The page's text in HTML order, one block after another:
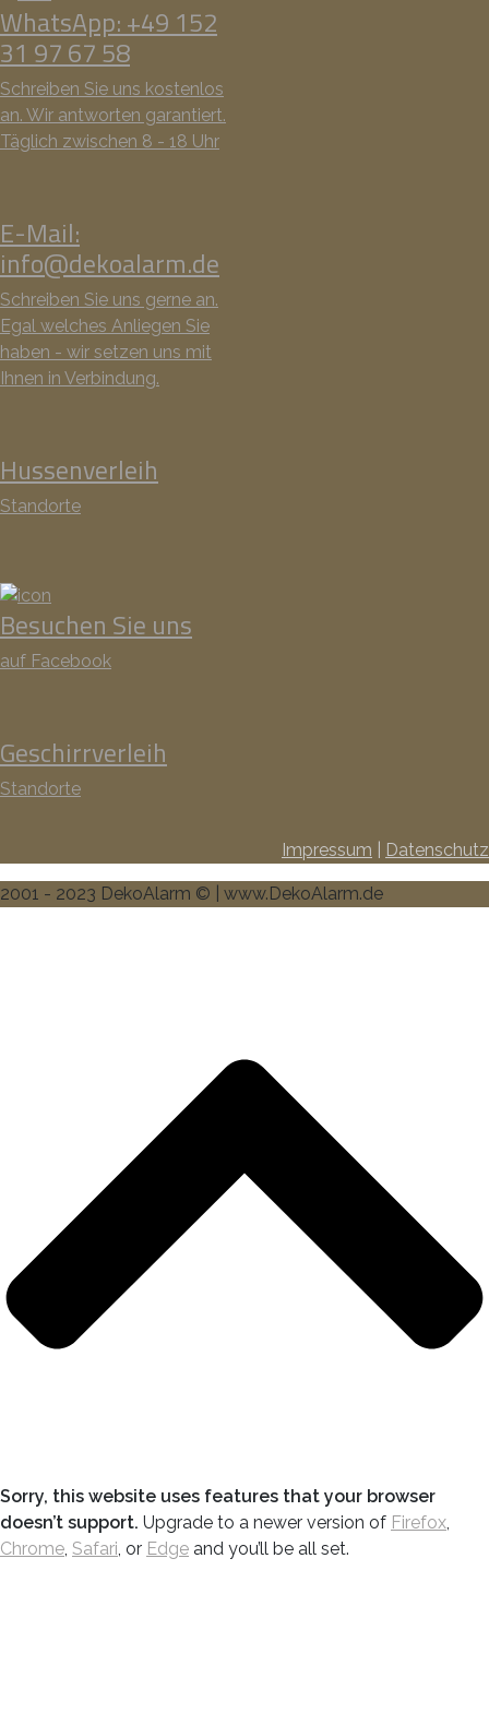
WhatsApp: +49 152
31 97 67 58
Schreiben Sie uns kostenlos
an. Wir antworten garantiert.
Täglich zwischen 8 - 18 Uhr
E-Mail:
info@dekoalarm.de
Schreiben Sie uns gerne an.
Egal welches Anliegen Sie
haben - wir setzen uns mit
Ihnen in Verbindung.
Hussenverleih
Standorte
Besuchen Sie uns
auf Facebook
Geschirrverleih
Standorte
Impressum Datenschutz
2001 - 2023 DekoAlarm © | www.DekoAlarm.de
Sorry, this website uses features that your browser
doesn’t support. Upgrade to a newer version of Firefox
Chrome Safari , or Edge and you’ll be all set.